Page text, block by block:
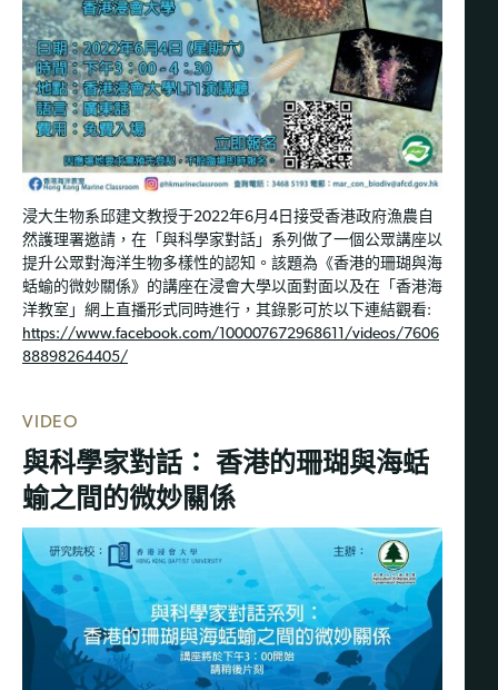
浸大生物系邱建文教授于2022年6月4日接受香港政府漁農自
然護理署邀請，在「與科學家對話」系列做了一個公眾講座以
提升公眾對海洋生物多樣性的認知。該題為《香港的珊瑚與海
蛞蝓的微妙關係》的講座在浸會大學以面對面以及在「香港海
洋教室」網上直播形式同時進行，其錄影可於以下連結觀看:
https://www.facebook.com/100007672968611/videos/7606
88898264405/
VIDEO
與科學家對話： 香港的珊瑚與海蛞
蝓之間的微妙關係